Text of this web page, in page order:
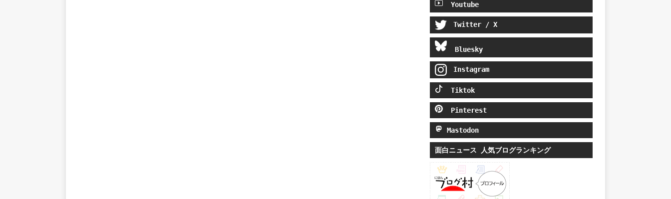
Youtube
Twitter / X
Bluesky
Instagram
Tiktok
Pinterest
Mastodon
面白ニュース 人気ブログランキング